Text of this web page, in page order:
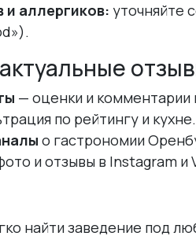
и аллергиков: уточняйте
— оценки и комментарии
по рейтингу и кухне.
о гастрономии
и отзывы в Instagram и
найти заведение под